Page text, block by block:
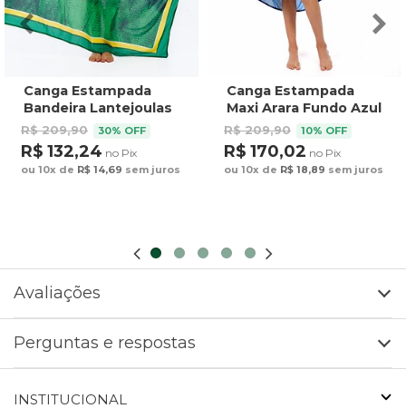
Canga Estampada
Bandeira Lantejoulas
R$ 209,90 30% OFF
R$ 132,24 no Pix
ou 10x de R$ 14,69 sem juros
Canga Estampada
Maxi Arara Fundo Azul
R$ 209,90 10% OFF
R$ 170,02 no Pix
ou 10x de R$ 18,89 sem juros
Avaliações
Perguntas e respostas
INSTITUCIONAL